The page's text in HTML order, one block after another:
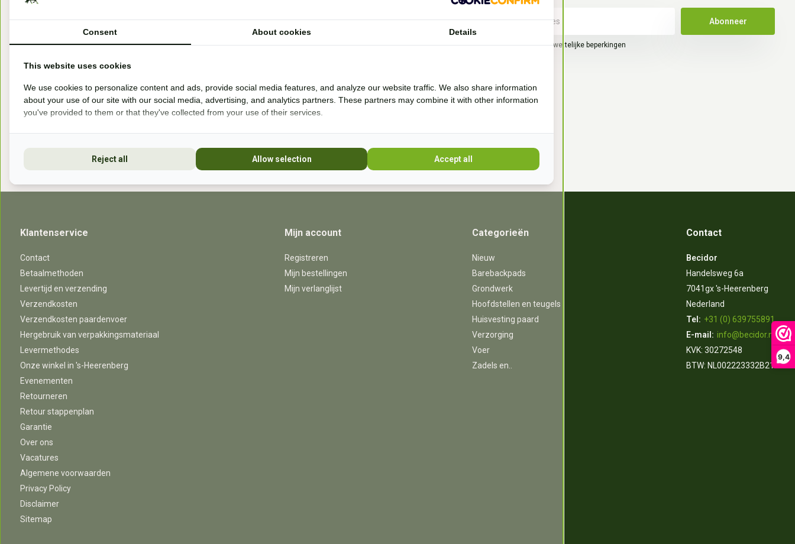
9,4
Bezoek onze winkel
Openingstijden
10 jaar ijzerloos en wonen in een paddock
paradise. Sinds 20
Abonneer
* Lees hier de wettelijke beperkingen
Klantenservice
Contact
Betaalmethoden
Levertijd en verzending
Verzendkosten
Verzendkosten paardenvoer
Hergebruik van verpakkingsmateriaal
Levermethodes
Onze winkel in 's-Heerenberg
Evenementen
Retourneren
Retour stappenplan
Garantie
Over ons
Vacatures
Algemene voorwaarden
Privacy Policy
Disclaimer
Sitemap
Mijn account
Registreren
Mijn bestellingen
Mijn verlanglijst
Categorieën
Nieuw
Barebackpads
Grondwerk
Hoofdstellen en teugels
Huisvesting paard
Verzorging
Voer
Zadels en..
Contact
Becidor
Handelsweg 6a
7041gx 's-Heerenberg
Nederland
Tel: +31 (0) 639755891
E-mail: info@becidor.nl
KVK: 30272548
BTW: NL002223332B21
Consent About cookies Details
This website uses cookies
We use cookies to personalize content and ads, provide social media features, and analyze our website traffic. We also share information
about your use of our site with our social media, advertising, and analytics partners. These partners may combine it with other information
you've provided to them or that they've collected from your use of their services.
Reject all Allow selection Accept all